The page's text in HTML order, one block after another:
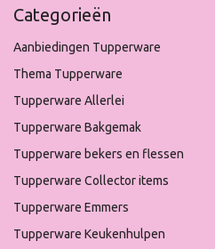
Categorieën
Aanbiedingen Tupperware
Thema Tupperware
Tupperware Allerlei
Tupperware Bakgemak
Tupperware bekers en flessen
Tupperware Collector items
Tupperware Emmers
Tupperware Keukenhulpen